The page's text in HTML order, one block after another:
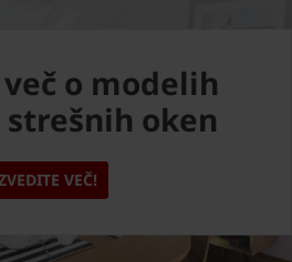
o modelih
strešnih oken
VEČ!